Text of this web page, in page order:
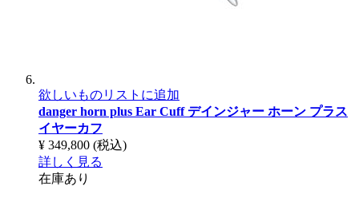
欲しいものリストに追加
danger horn plus Ear Cuffデインジャー ホーン プラス
イヤーカフ
¥ 349,800 (税込)
詳しく見る
在庫あり